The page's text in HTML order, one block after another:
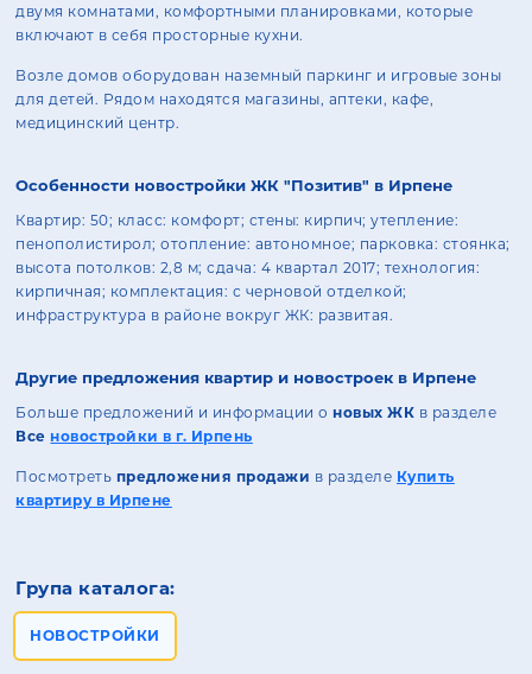
двумя комнатами, комфортными планировками, которые
включают в себя просторные кухни.
Возле домов оборудован наземный паркинг и игровые зоны
для детей. Рядом находятся магазины, аптеки, кафе,
медицинский центр.
Особенности новостройки ЖК "Позитив" в Ирпене
Квартир: 50; класс: комфорт; стены: кирпич; утепление:
пенополистирол; отопление: автономное; парковка: стоянка;
высота потолков: 2,8 м; сдача: 4 квартал 2017; технология:
кирпичная; комплектация: с черновой отделкой;
инфраструктура в районе вокруг ЖК: развитая.
Другие предложения квартир и новостроек в Ирпене
Больше предложений и информации оновых ЖК в разделе
Всеновостройки в г. Ирпень
Посмотреть предложения продажи в разделе Купить
квартиру в Ирпене
Група каталога:
НОВОСТРОЙКИ